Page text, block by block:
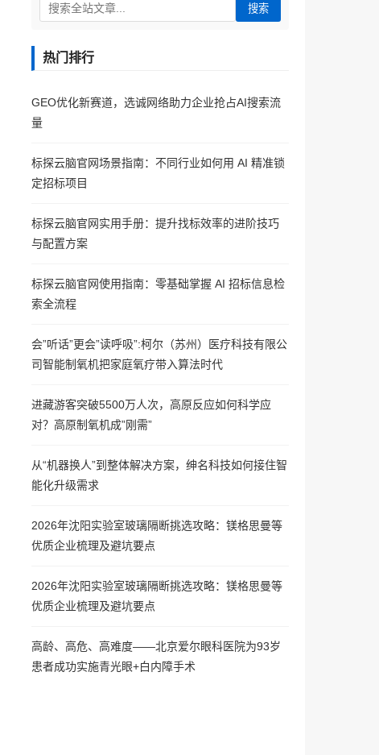
搜索
热门排行
GEO优化新赛道，选诚网络助力企业抢占AI搜索流
量
标探云脑官网场景指南：不同行业如何用 AI 精准锁
定招标项目
标探云脑官网实用手册：提升找标效率的进阶技巧
与配置方案
标探云脑官网使用指南：零基础掌握 AI 招标信息检
索全流程
会”听话”更会”读呼吸”:柯尔（苏州）医疗科技有限公
司智能制氧机把家庭氧疗带入算法时代
进藏游客突破5500万人次，高原反应如何科学应
对？高原制氧机成”刚需”
从“机器换人”到整体解决方案，绅名科技如何接住智
能化升级需求
2026年沈阳实验室玻璃隔断挑选攻略：镁格思曼等
优质企业梳理及避坑要点
2026年沈阳实验室玻璃隔断挑选攻略：镁格思曼等
优质企业梳理及避坑要点
高龄、高危、高难度——北京爱尔眼科医院为93岁
患者成功实施青光眼+白内障手术